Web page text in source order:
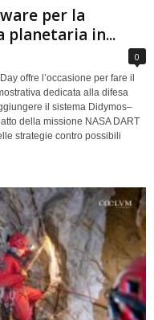
per la
planetaria in...
0
offre l’occasione per fare il
dedicata alla difesa
il sistema Didymos–
della missione NASA DART
strategie contro possibili